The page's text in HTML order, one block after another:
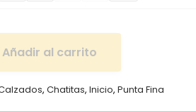
Añadir al carrito
, Chatitas, Inicio, Punta Fina